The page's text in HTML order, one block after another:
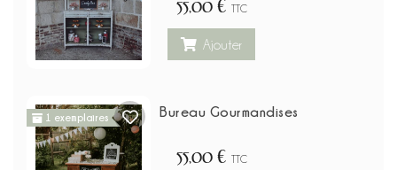
55,00 € TTC
Ajouter
1 exemplaires Bureau Gourmandises
55,00 € TTC